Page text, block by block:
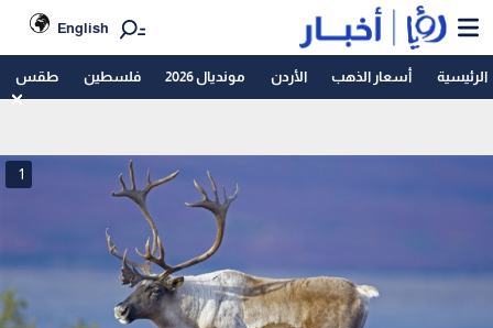
English
الرئيسية أسعار الذهب الأردن مونديال 2026 فلسطين طقس
1